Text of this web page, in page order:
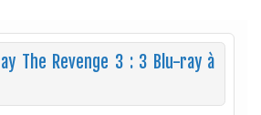
The Revenge 3 : 3 Blu-ray à